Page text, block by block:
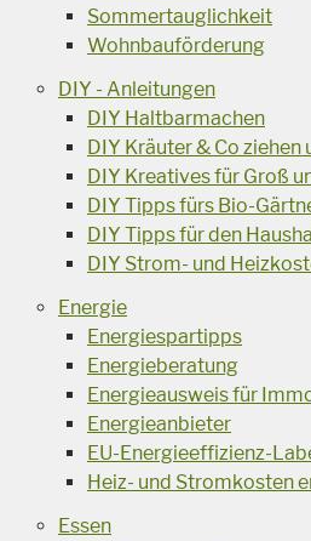
Sommertauglichkeit
Wohnbauförderung
DIY - Anleitungen
DIY Haltbarmachen
DIY Kräuter & Co ziehen
DIY Kreatives für Groß
DIY Tipps fürs Bio-
DIY Tipps für den
DIY Strom- und
Energie
Energiespartipps
Energieberatung
Energieausweis für
Energieanbieter
EU-Energieeffizienz-
Heiz- und Stromkosten
Essen